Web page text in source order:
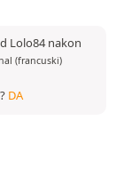
Lolo84 nakon
(francuski)
DA